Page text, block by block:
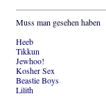
Muss man gesehen haben
Heeb
Tikkun
Jewhoo!
Kosher Sex
Beastie Boys
Lilith